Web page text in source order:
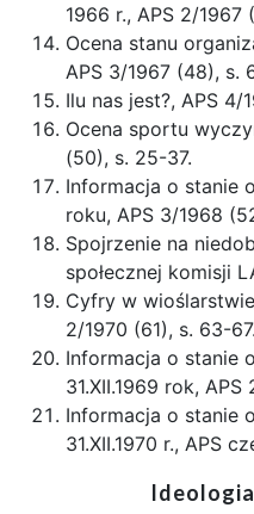
1966 r., APS 2/1967
Ocena stanu
APS 3/1967 (48), s.
Ilu nas jest?, APS
Ocena sportu
(50), s. 25-37.
Informacja o stanie
roku, APS 3/1968
Spojrzenie na
społecznej komisji
Cyfry w
2/1970 (61), s. 63-67.
Informacja o stanie
31.XII.1969 rok,
Informacja o stanie
31.XII.1970 r., APS